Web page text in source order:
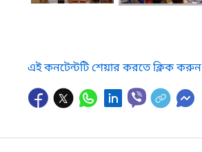
এই কনটেন্টটি শেয়ার করতে ক্লিক করুন